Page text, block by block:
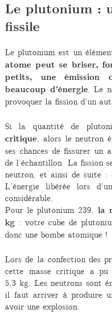
Le plutonium :
fissile
Le plutonium est un
atome peut se briser,
petits, une émission
beaucoup d’énergie. Le
provoquer la fission d’un
Si la quantité de
critique, alors le neutron
ses chances de fissurer
de l’échantillon. La fission
neutron, et ainsi de suite :
L’énergie libérée lors
considérable.
Pour le plutonium 239, la
kg : votre cube de
donc une bombe atomique !
Lors de la confection des
cette masse critique a pu
5,3 kg. Les neutrons sont
il faut arriver à produire
avoir une explosion.